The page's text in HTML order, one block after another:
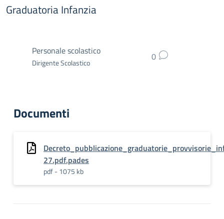
Graduatoria Infanzia
Personale scolastico
Dirigente Scolastico 0
Documenti
27.pdf.pades
pdf - 1075 kb